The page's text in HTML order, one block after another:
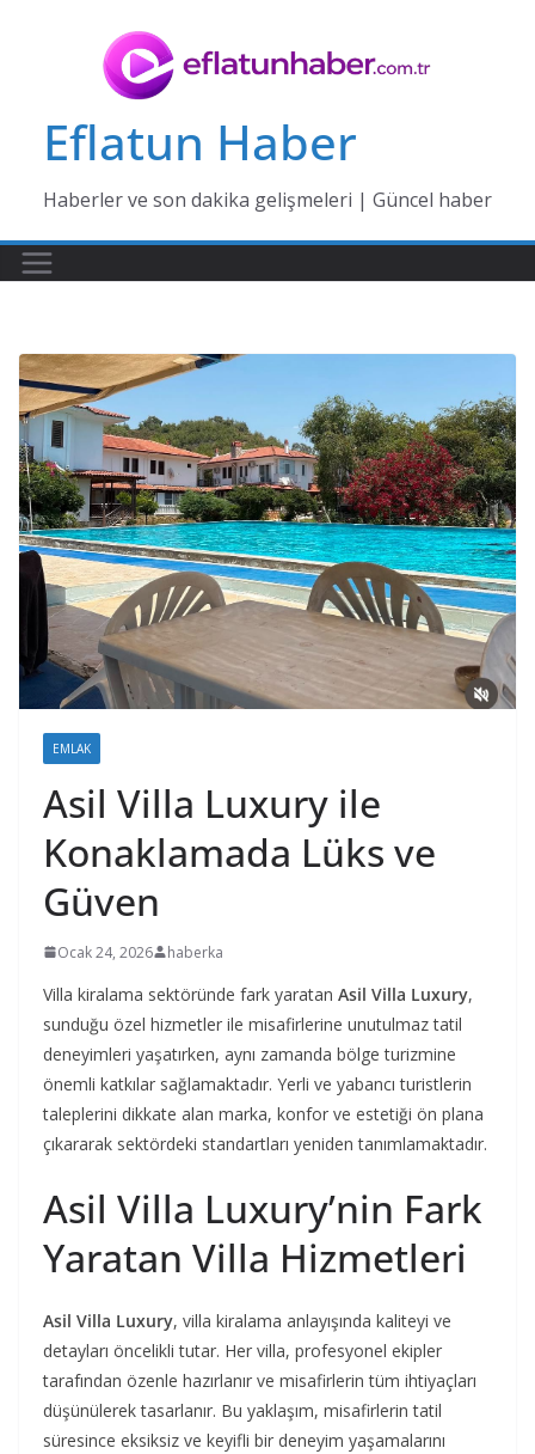
Eflatun Haber
Haberler ve son dakika gelişmeleri | Güncel haber
EMLAK
Asil Villa Luxury ile
Konaklamada Lüks ve
Güven
Ocak 24, 2026 haberka
Villa kiralama sektöründe fark yaratan Asil Villa Luxury,
sunduğu özel hizmetler ile misafirlerine unutulmaz tatil
deneyimleri yaşatırken, aynı zamanda bölge turizmine
önemli katkılar sağlamaktadır. Yerli ve yabancı turistlerin
taleplerini dikkate alan marka, konfor ve estetiği ön plana
çıkararak sektördeki standartları yeniden tanımlamaktadır.
Asil Villa Luxury’nin Fark
Yaratan Villa Hizmetleri
Asil Villa Luxury, villa kiralama anlayışında kaliteyi ve
detayları öncelikli tutar. Her villa, profesyonel ekipler
tarafından özenle hazırlanır ve misafirlerin tüm ihtiyaçları
düşünülerek tasarlanır. Bu yaklaşım, misafirlerin tatil
süresince eksiksiz ve keyifli bir deneyim yaşamalarını